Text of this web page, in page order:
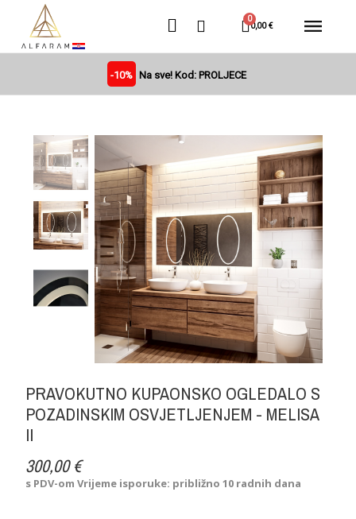
0,00 €
-10% Na sve! Kod: PROLJECE
PRAVOKUTNO KUPAONSKO OGLEDALO S
POZADINSKIM OSVJETLJENJEM - MELISA
II
300,00 €
s PDV-omVrijeme isporuke: približno 10 radnih dana